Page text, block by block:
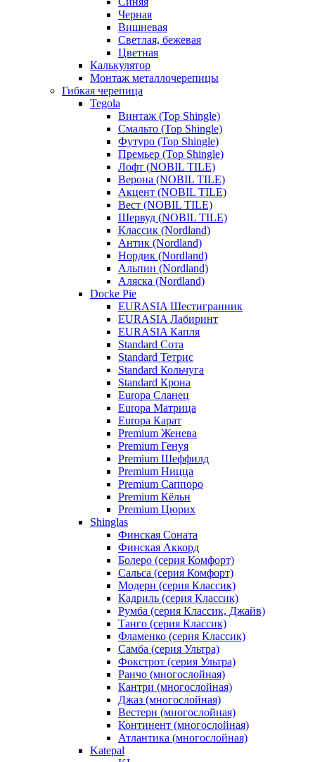
Черная
Вишневая
Светлая, бежевая
Цветная
Калькулятор
Монтаж металлочерепицы
Гибкая черепица
Tegola
Винтаж (Top Shingle)
Смальто (Top Shingle)
Футуро (Top Shingle)
Премьер (Top Shingle)
Лофт (NOBIL TILE)
Верона (NOBIL TILE)
Акцент (NOBIL TILE)
Вест (NOBIL TILE)
Шервуд (NOBIL TILE)
Классик (Nordland)
Антик (Nordland)
Нордик (Nordland)
Альпин (Nordland)
Аляска (Nordland)
Docke Pie
EURASIA Шестигранник
EURASIA Лабиринт
EURASIA Капля
Standard Сота
Standard Тетрис
Standard Кольчуга
Standard Крона
Europa Сланец
Europa Матрица
Europa Карат
Premium Женева
Premium Генуя
Premium Шеффилд
Premium Ницца
Premium Саппоро
Premium Кёльн
Premium Цюрих
Shinglas
Финская Соната
Финская Аккорд
Болеро (серия Комфорт)
Сальса (серия Комфорт)
Модерн (серия Классик)
Кадриль (серия Классик)
Румба (серия Классик, Джайв)
Танго (серия Классик)
Фламенко (серия Классик)
Самба (серия Ультра)
Фокстрот (серия Ультра)
Ранчо (многослойная)
Кантри (многослойная)
Джаз (многослойная)
Вестерн (многослойная)
Континент (многослойная)
Атлантика (многослойная)
Katepal